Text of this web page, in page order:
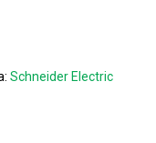
9A (AC-3), 1R+1M
Schneider Electric